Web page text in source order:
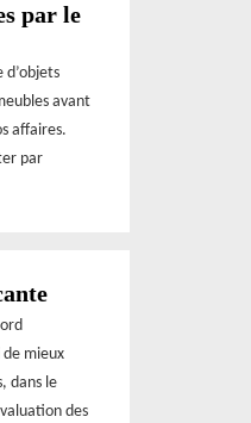
par le
avant
affaires.
par
mieux
dans le
des